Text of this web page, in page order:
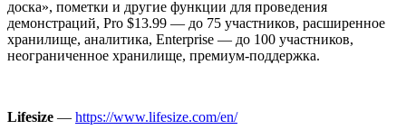
доска», пометки и другие функции для проведения
демонстраций, Pro $13.99 — до 75 участников, расширенное
хранилище, аналитика, Enterprise — до 100 участников,
неограниченное хранилище, премиум-поддержка.
Lifesize — https://www.lifesize.com/en/